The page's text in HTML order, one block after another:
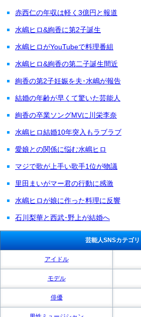
赤西仁の年収は軽く3億円と報道
水嶋ヒロ&絢香に第2子誕生
水嶋ヒロがYouTubeで料理番組
水嶋ヒロ&絢香の第二子誕生間近
絢香の第2子妊娠を夫･水嶋が報告
結婚の年齢が早くて驚いた芸能人
絢香の卒業ソングMVに川栄李奈
水嶋ヒロ結婚10年突入もラブラブ
愛娘との関係に悩む水嶋ヒロ
マジで歌が上手い歌手1位が物議
里田まいがマー君の行動に感激
水嶋ヒロが娘に作った料理に反響
石川梨華と西武･野上が結婚へ
芸能人SNSカテゴリ
アイドル
モデル
俳優